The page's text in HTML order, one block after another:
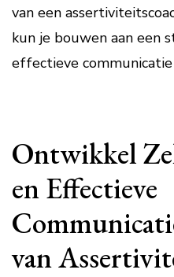
van een
kun je bouwen aan een
effectieve
Ontwikkel
en Effectieve
van